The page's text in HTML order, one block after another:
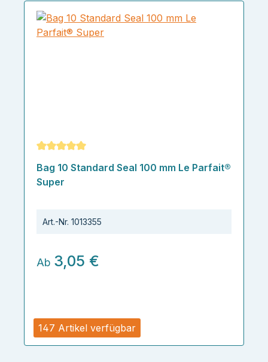
147 Artikel verfügbar
Durchschnittliche Bewertung von 5 von 5 Sternen
Bag 10 Standard Seal 100 mm Le Parfait®
Super
Art.-Nr. 1013355
Ab 3,05 €